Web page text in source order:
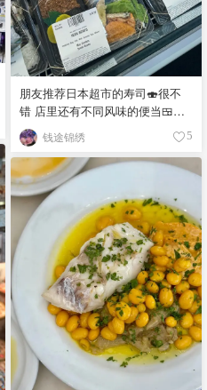
朋友推荐日本超市的寿司🍣很不
错 店里还有不同风味的便当🍱，
饭团🍙 品种真多，价格又实惠，
都看馋了
钱途锦绣 5